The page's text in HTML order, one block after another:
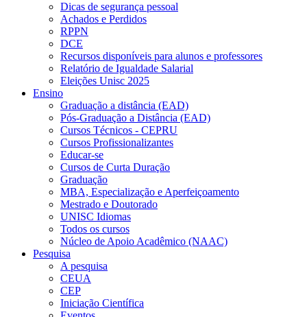
Dicas de segurança pessoal
Achados e Perdidos
RPPN
DCE
Recursos disponíveis para alunos e professores
Relatório de Igualdade Salarial
Eleições Unisc 2025
Ensino
Graduação a distância (EAD)
Pós-Graduação a Distância (EAD)
Cursos Técnicos - CEPRU
Cursos Profissionalizantes
Educar-se
Cursos de Curta Duração
Graduação
MBA, Especialização e Aperfeiçoamento
Mestrado e Doutorado
UNISC Idiomas
Todos os cursos
Núcleo de Apoio Acadêmico (NAAC)
Pesquisa
A pesquisa
CEUA
CEP
Iniciação Científica